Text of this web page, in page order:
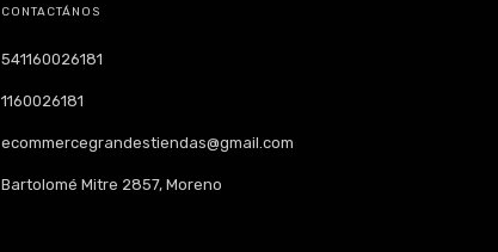
CONTACTÁNOS
541160026181
1160026181
ecommercegrandestiendas@gmail.com
Bartolomé Mitre 2857, Moreno